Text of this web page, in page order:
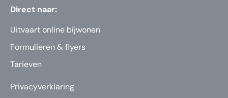
Direct naar:
Uitvaart online bijwonen
Formulieren & flyers
Tarieven
Privacyverklaring